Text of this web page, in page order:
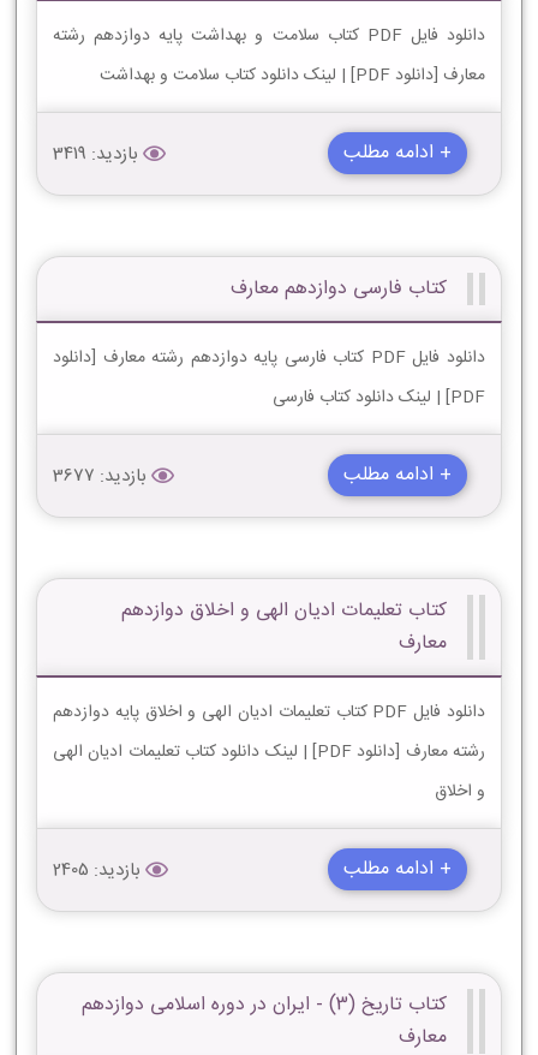
دانلود فایل PDF کتاب سلامت و بهداشت پایه دوازدهم رشته
معارف [دانلود PDF] | لینک دانلود کتاب سلامت و بهداشت
+ ادامه مطلب بازدید: 3419
کتاب فارسی دوازدهم معارف
دانلود فایل PDF کتاب فارسی پایه دوازدهم رشته معارف [دانلود
PDF] | لینک دانلود کتاب فارسی
+ ادامه مطلب بازدید: 3677
کتاب تعلیمات ادیان الهی و اخلاق دوازدهم
معارف
دانلود فایل PDF کتاب تعلیمات ادیان الهی و اخلاق پایه دوازدهم
رشته معارف [دانلود PDF] | لینک دانلود کتاب تعلیمات ادیان الهی
و اخلاق
+ ادامه مطلب بازدید: 2405
کتاب تاریخ (3) - ایران در دوره اسلامی دوازدهم
معارف